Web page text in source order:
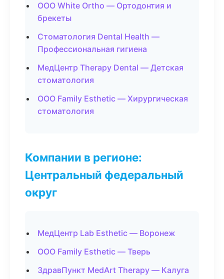
ООО White Ortho — Ортодонтия и
брекеты
Стоматология Dental Health —
Профессиональная гигиена
МедЦентр Therapy Dental — Детская
стоматология
ООО Family Esthetic — Хирургическая
стоматология
Компании в регионе:
Центральный федеральный
округ
МедЦентр Lab Esthetic — Воронеж
ООО Family Esthetic — Тверь
ЗдравПункт MedArt Therapy — Калуга